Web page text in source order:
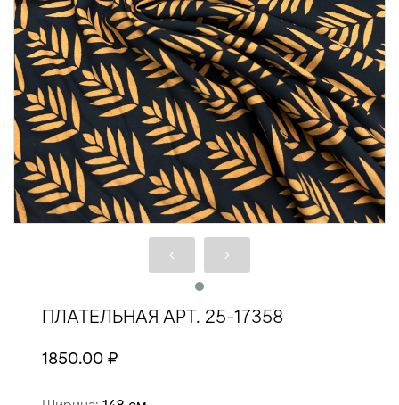
ПЛАТЕЛЬНАЯ АРТ. 25-17358
1850.00 ₽